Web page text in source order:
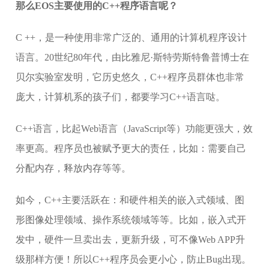
那么EOS主要使用的C++程序语言呢？
C ++，是一种使用非常广泛的、通用的计算机程序设计
语言。20世纪80年代，由比雅尼·斯特劳斯特鲁普博士在
贝尔实验室发明，它历史悠久，C++程序员群体也非常
庞大，计算机系的孩子们，都要学习C++语言哒。
C++语言，比起Web语言（JavaScript等）功能更强大，效
率更高。程序员也被赋予更大的责任，比如：需要自己
分配内存，释放内存等等。
如今，C++主要活跃在：和硬件相关的嵌入式领域、图
形图像处理领域、操作系统领域等等。比如，嵌入式开
发中，硬件一旦卖出去，更新升级，可不像Web APP升
级那样方便！所以C++程序员会更小心，防止Bug出现。